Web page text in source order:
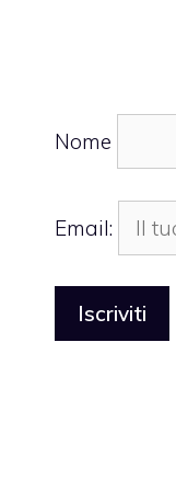
Nome
Email: